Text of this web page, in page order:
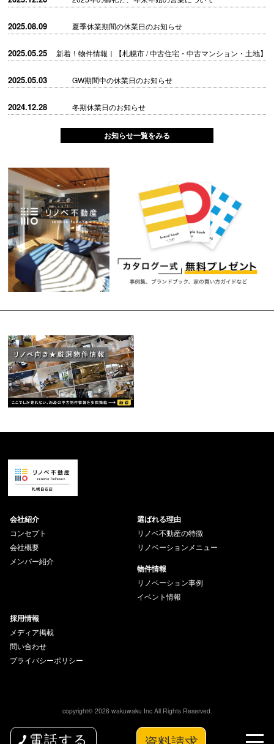
電話する
2025.08.09 夏季休業期間の休業日のお知らせ
2025.05.25 新着！物件情報｜【札幌市 / 中古住宅・中古マンション・土地】
2025.05.03 GW期間中の休業日のお知らせ
2024.12.28 冬期休業日のお知らせ
お知らせ一覧をみる
会社紹介
コンセプト
会社概要
メンバー紹介
選ばれる理由
リノベ不動産の特徴
リノベーションメニュー
物件情報
リノベーション事例
イベント情報
採用情報
メディア掲載
問い合わせ
プライバシーポリシー
copyright© 2026 wakuwaku Inc All Rights Reserved.